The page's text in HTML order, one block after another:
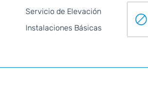
Servicio de Elevación
Instalaciones Básicas